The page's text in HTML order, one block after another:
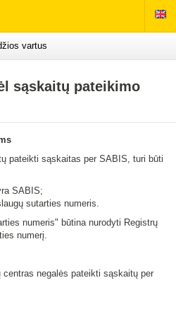
vartus
sąskaitų pateikimo
pateikti sąskaitas per SABIS, turi būti
SABIS;
sutarties numeris.
numeris" būtina nurodyti Registrų
numerį.
negalės pateikti sąskaitų per